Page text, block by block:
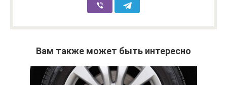
Вам также может быть интересно